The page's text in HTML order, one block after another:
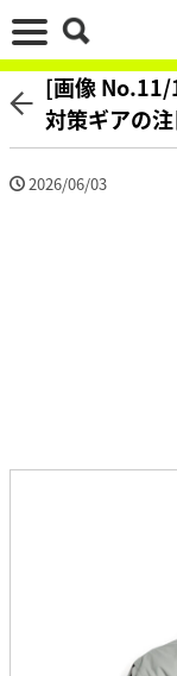
[画像 No.11/
対策ギアの
2026/06/03